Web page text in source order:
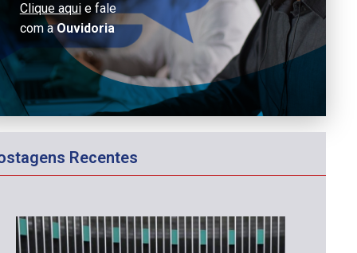
Clique aquie fale
com aOuvidoria
Recentes